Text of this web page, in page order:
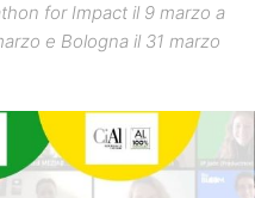
for Impact il 9 marzo a
e Bologna il 31 marzo